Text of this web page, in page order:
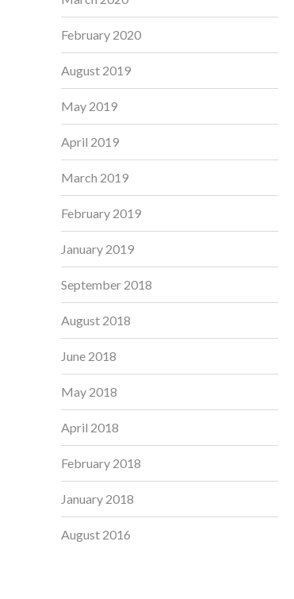
February 2020
August 2019
May 2019
April 2019
March 2019
February 2019
January 2019
September 2018
August 2018
June 2018
May 2018
April 2018
February 2018
January 2018
August 2016